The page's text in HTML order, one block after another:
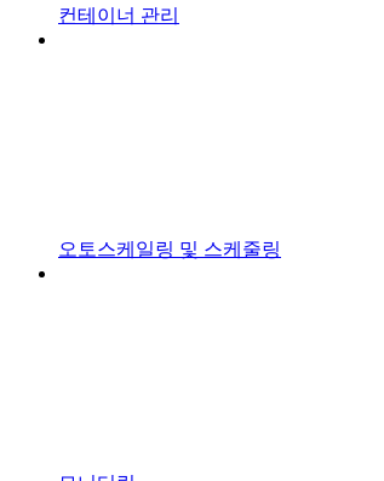
컨테이너 관리
오토스케일링 및 스케줄링